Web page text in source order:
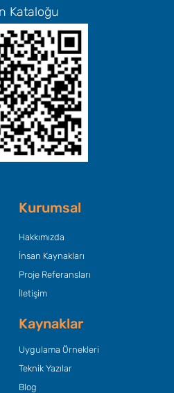
Kataloğu
Kurumsal
Hakkımızda
İnsan Kaynakları
Proje Referansları
İletişim
Kaynaklar
Uygulama Örnekleri
Teknik Yazılar
Blog